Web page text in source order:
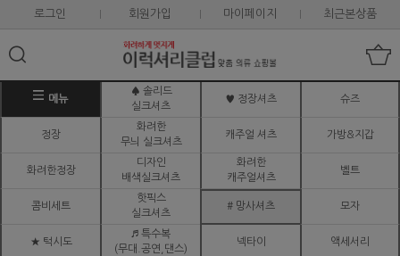
로그인 회원가입 마이페이지 최근본상품
메뉴
♠ 솔리드
실크셔츠
♥ 정장셔츠 슈즈
정장
화려한
무늬 실크셔츠
캐주얼 셔츠 가방&지갑
화려한정장
디자인
배색실크셔츠
화려한
캐주얼셔츠
벨트
콤비세트
핫픽스
실크셔츠
# 망사셔츠 모자
★ 턱시도
♬ 특수복
(무대.공연,댄스)
넥타이 액세서리